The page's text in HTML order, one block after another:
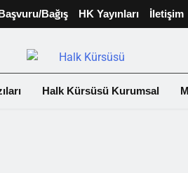
Bağış HK Yayınları İletişim
Halk Kürsüsü Kurumsal